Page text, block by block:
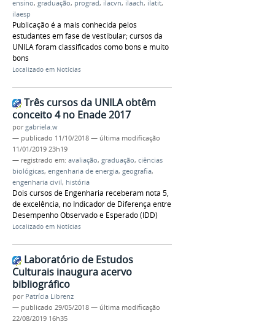
ensino, graduação, prograd, ilacvn, ilaach, ilatit,
ilaesp
Publicação é a mais conhecida pelos
estudantes em fase de vestibular; cursos da
UNILA foram classificados como bons e muito
bons
Localizado em Notícias
Três cursos da UNILA obtêm
conceito 4 no Enade 2017
porgabriela.w
— publicado 11/10/2018 — última modificação
11/01/2019 23h19
— registrado em: avaliação, graduação, ciências
biológicas, engenharia de energia, geografia,
engenharia civil, história
Dois cursos de Engenharia receberam nota 5,
de excelência, no Indicador de Diferença entre
Desempenho Observado e Esperado (IDD)
Localizado em Notícias
Laboratório de Estudos
Culturais inaugura acervo
bibliográfico
por Patrícia Librenz
— publicado 29/05/2018 — última modificação
22/08/2019 16h35